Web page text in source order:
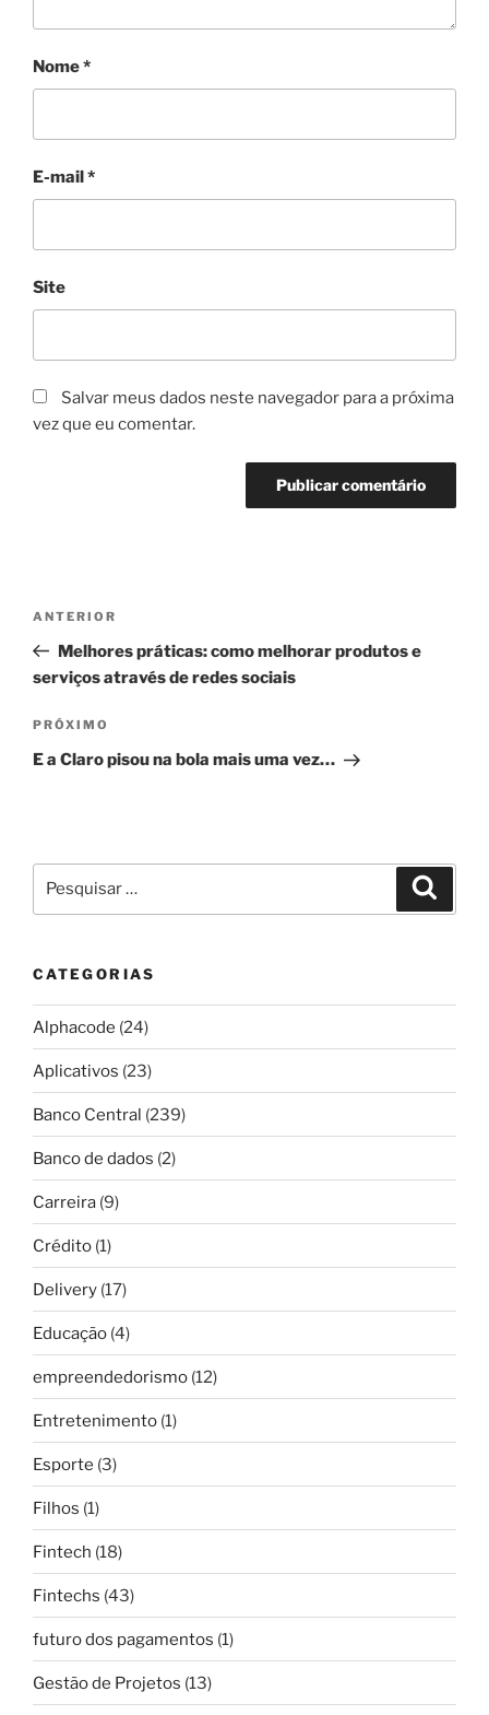
Nome*
E-mail*
Site
Salvar meus dados neste navegador para a próxima
vez que eu comentar.
Post
Post
anterior
ANTERIOR
Melhores práticas: como melhorar produtos e
serviços através de redes sociais
Próximo
post
PRÓXIMO
E a Claro pisou na bola mais uma vez…
por:
CATEGORIAS
Alphacode (24)
Aplicativos (23)
Banco Central (239)
Banco de dados (2)
Carreira (9)
Crédito (1)
Delivery (17)
Educação (4)
empreendedorismo (12)
Entretenimento (1)
Esporte (3)
Filhos (1)
Fintech (18)
Fintechs (43)
futuro dos pagamentos (1)
Gestão de Projetos (13)